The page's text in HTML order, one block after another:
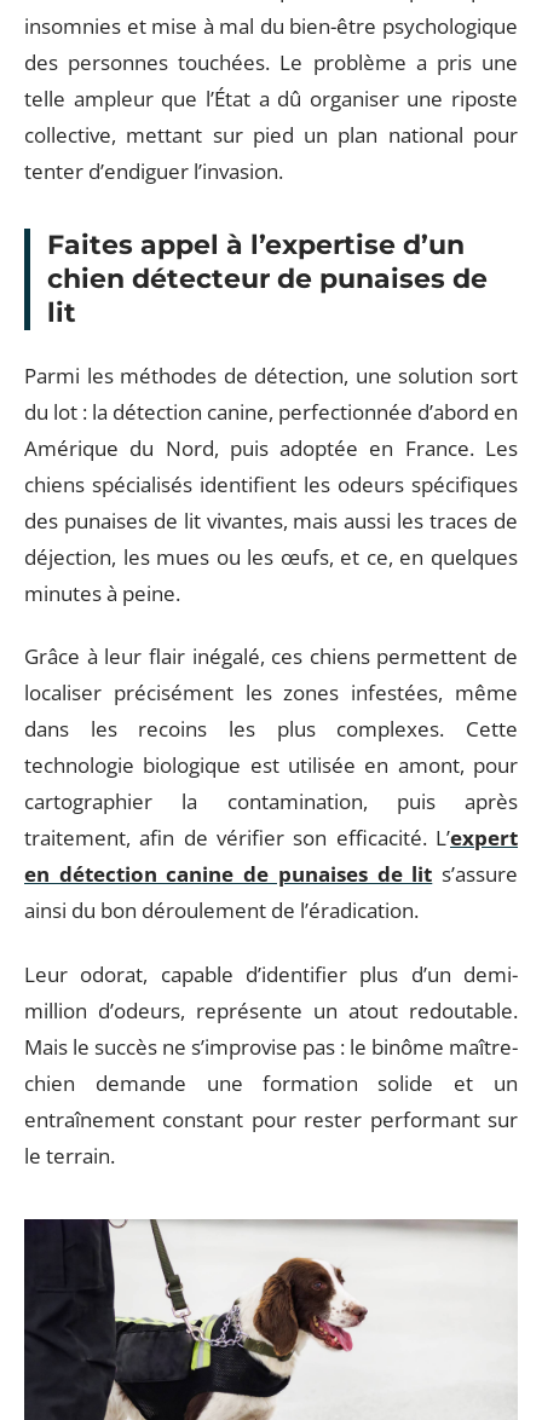
insomnies et mise à mal du bien-être psychologique
des personnes touchées. Le problème a pris une
telle ampleur que l’État a dû organiser une riposte
collective, mettant sur pied un plan national pour
tenter d’endiguer l’invasion.
Faites appel à l’expertise d’un
chien détecteur de punaises de
lit
Parmi les méthodes de détection, une solution sort
du lot : la détection canine, perfectionnée d’abord en
Amérique du Nord, puis adoptée en France. Les
chiens spécialisés identifient les odeurs spécifiques
des punaises de lit vivantes, mais aussi les traces de
déjection, les mues ou les œufs, et ce, en quelques
minutes à peine.
Grâce à leur flair inégalé, ces chiens permettent de
localiser précisément les zones infestées, même
dans les recoins les plus complexes. Cette
technologie biologique est utilisée en amont, pour
cartographier la contamination, puis après
traitement, afin de vérifier son efficacité. L’expert
en détection canine de punaises de lit s’assure
ainsi du bon déroulement de l’éradication.
Leur odorat, capable d’identifier plus d’un demi-
million d’odeurs, représente un atout redoutable.
Mais le succès ne s’improvise pas : le binôme maître-
chien demande une formation solide et un
entraînement constant pour rester performant sur
le terrain.